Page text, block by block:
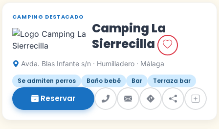
CAMPING DESTACADO
Camping La
Sierrecilla
Avda. Blas Infante s/n · Humilladero · Málaga
Se admiten perros Baño bebé Bar Terraza bar
Reservar